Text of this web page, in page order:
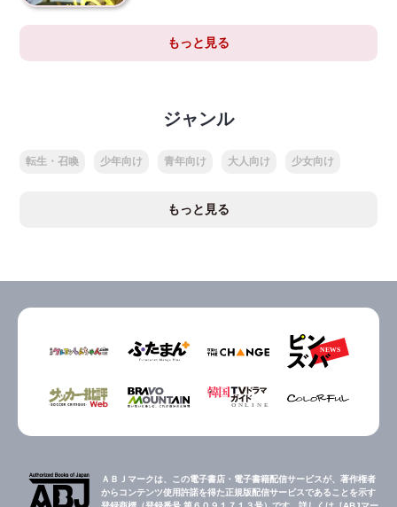
もっと見る
ジャンル
転生・召喚 少年向け 青年向け 大人向け 少女向け
もっと見る
ＡＢＪマークは、この電子書店・電子書籍配信サービスが、著作権者
からコンテンツ使用許諾を得た正規版配信サービスであることを示す